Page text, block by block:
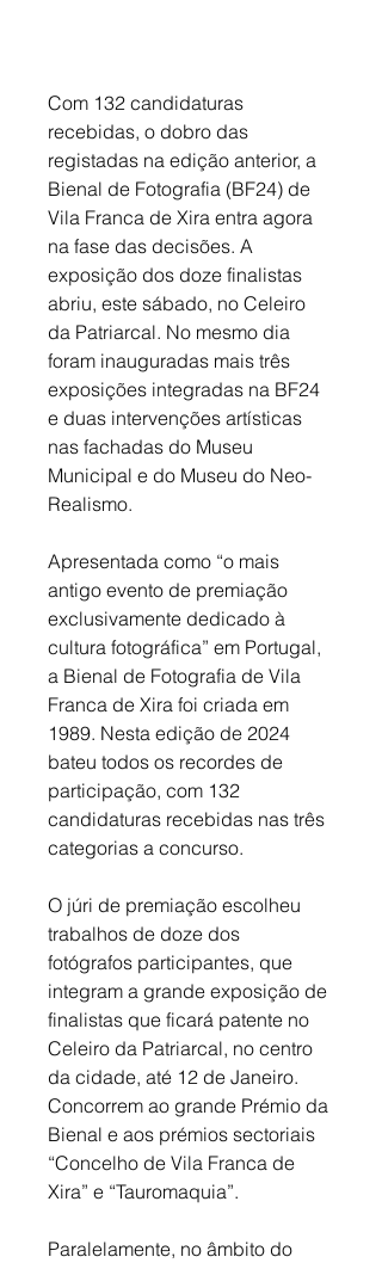
Com 132 candidaturas
recebidas, o dobro das
registadas na edição anterior, a
Bienal de Fotografia (BF24) de
Vila Franca de Xira entra agora
na fase das decisões. A
exposição dos doze finalistas
abriu, este sábado, no Celeiro
da Patriarcal. No mesmo dia
foram inauguradas mais três
exposições integradas na BF24
e duas intervenções artísticas
nas fachadas do Museu
Municipal e do Museu do Neo-
Realismo.
Apresentada como “o mais
antigo evento de premiação
exclusivamente dedicado à
cultura fotográfica” em Portugal,
a Bienal de Fotografia de Vila
Franca de Xira foi criada em
1989. Nesta edição de 2024
bateu todos os recordes de
participação, com 132
candidaturas recebidas nas três
categorias a concurso.
O júri de premiação escolheu
trabalhos de doze dos
fotógrafos participantes, que
integram a grande exposição de
finalistas que ficará patente no
Celeiro da Patriarcal, no centro
da cidade, até 12 de Janeiro.
Concorrem ao grande Prémio da
Bienal e aos prémios sectoriais
“Concelho de Vila Franca de
Xira” e “Tauromaquia”.
Paralelamente, no âmbito do